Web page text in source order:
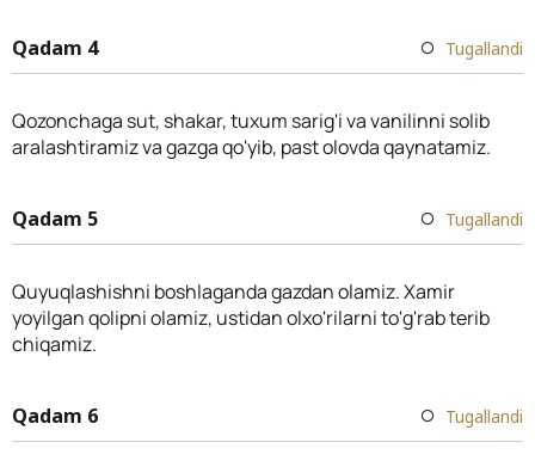
Qadam 4 Tugallandi
Qozonchaga sut, shakar, tuxum sarig'i va vanilinni solib
aralashtiramiz va gazga qo'yib, past olovda qaynatamiz.
Qadam 5 Tugallandi
Quyuqlashishni boshlaganda gazdan olamiz. Xamir
yoyilgan qolipni olamiz, ustidan olxo'rilarni to'g'rab terib
chiqamiz.
Qadam 6 Tugallandi